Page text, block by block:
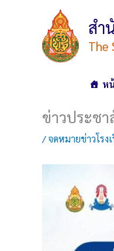
สำ
The
ห
ข่าวประช
/จดหมายข่าวโรง